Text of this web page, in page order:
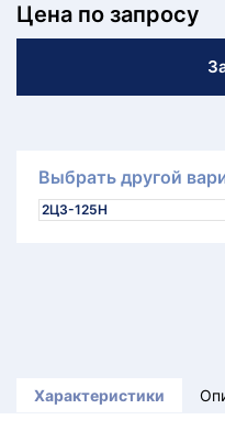
Цена по запросу
Выбрать другой
2Ц3-125Н
Характеристики